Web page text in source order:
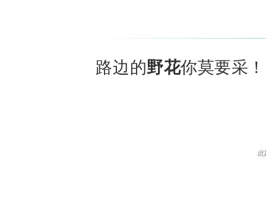
路边的野花你莫要采！